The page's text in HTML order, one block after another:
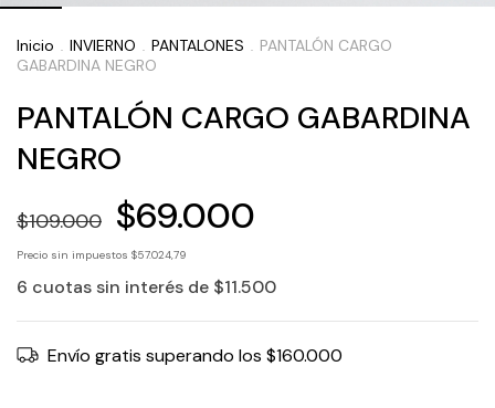
Inicio . INVIERNO . PANTALONES . PANTALÓN CARGO
GABARDINA NEGRO
PANTALÓN CARGO GABARDINA
NEGRO
$109.000 $69.000
6 cuotas sin interés de $11.500
Precio sin impuestos $57.024,79
Envío gratis superando los $160.000